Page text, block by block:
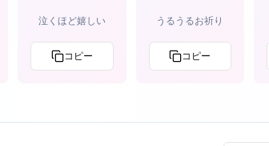
泣くほど嬉しい
コピー
うるうるお祈り
コピー